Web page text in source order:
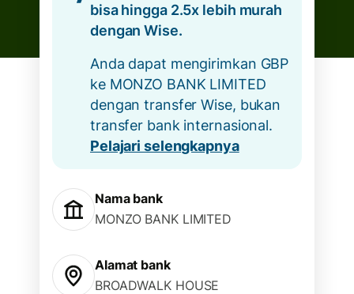
bisa hingga 2.5x lebih murah
dengan Wise.
Anda dapat mengirimkan GBP
ke MONZO BANK LIMITED
dengan transfer Wise, bukan
transfer bank internasional.
Pelajari selengkapnya
Nama bank
MONZO BANK LIMITED
Alamat bank
BROADWALK HOUSE